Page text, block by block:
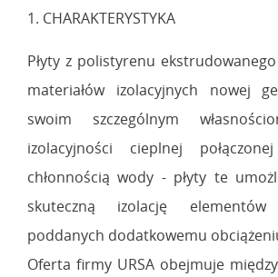
1. CHARAKTERYSTYKA
Płyty z polistyrenu
materiałów izolacyjnych nowej
swoim szczególnym
izolacyjności cieplnej
chłonnością wody - płyty te
skuteczną izolację elementów
poddanych dodatkowemu
Oferta firmy URSA obejmuje